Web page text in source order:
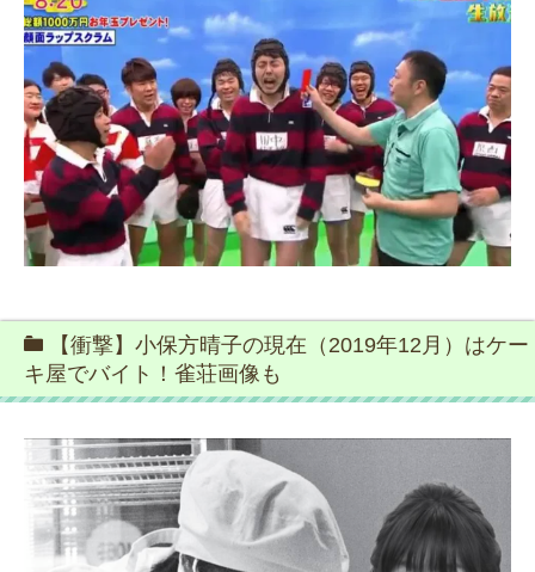
【衝撃】小保方晴子の現在（2019年12月）はケー
キ屋でバイト！雀荘画像も